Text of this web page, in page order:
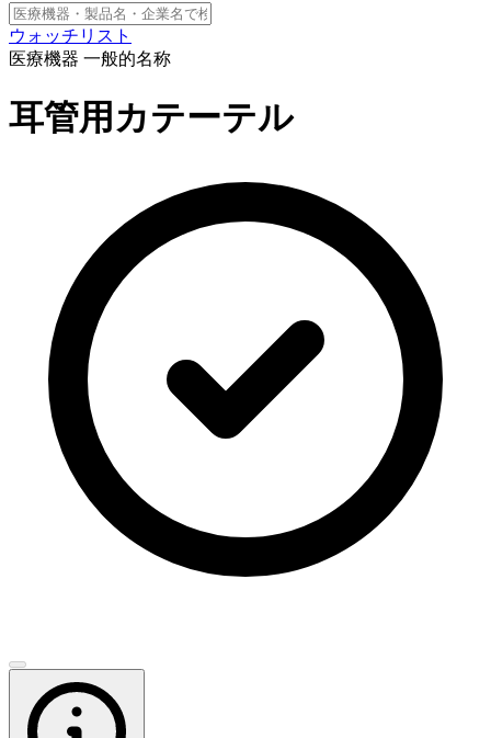
ウォッチリスト
医療機器 一般的名称
耳管用カテーテル